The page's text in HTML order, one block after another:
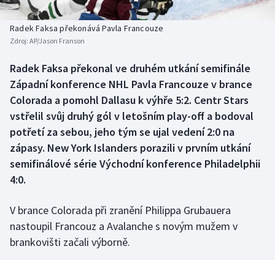
Biatlon
Boby a skeleton
Box
Curling
Dostihy
Florbal
Futsal
Golf
Gymnastika
Aplikace ČT sport
AZ kvíz
Radek Faksa překonává Pavla Francouze
Zdroj: AP/Jason Franson
Radek Faksa překonal ve druhém utkání semifinále
Západní konference NHL Pavla Francouze v brance
Colorada a pomohl Dallasu k výhře 5:2. Centr Stars
vstřelil svůj druhý gól v letošním play-off a bodoval
potřetí za sebou, jeho tým se ujal vedení 2:0 na
zápasy. New York Islanders porazili v prvním utkání
semifinálové série Východní konference Philadelphii
4:0.
V brance Colorada při zranění Philippa Grubauera
nastoupil Francouz a Avalanche s novým mužem v
brankovišti začali výborně.